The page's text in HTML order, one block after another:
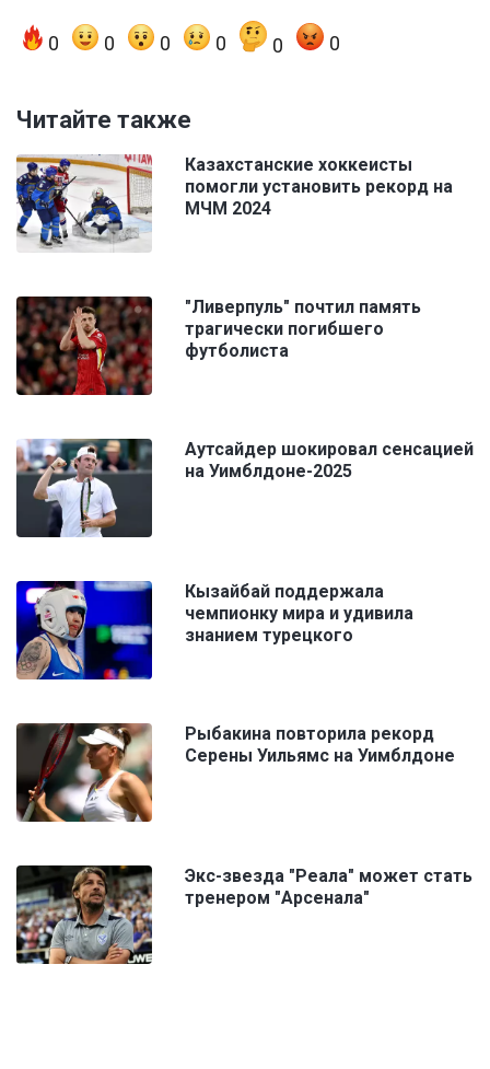
0 0 0 0 0 0
Читайте также
Казахстанские хоккеисты
помогли установить рекорд на
МЧМ 2024
"Ливерпуль" почтил память
трагически погибшего
футболиста
Аутсайдер шокировал сенсацией
на Уимблдоне-2025
Кызайбай поддержала
чемпионку мира и удивила
знанием турецкого
Рыбакина повторила рекорд
Серены Уильямс на Уимблдоне
Экс-звезда "Реала" может стать
тренером "Арсенала"